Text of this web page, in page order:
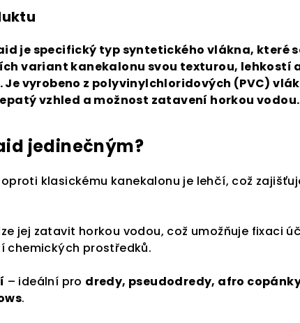
je specifický typ syntetického vlákna, které
variant kanekalonu svou texturou, lehkostí
vyrobeno z polyvinylchloridových (PVC)
vzhled a možnost zatavení horkou vodou.
jedinečným?
klasickému kanekalonu je lehčí, což
jej zatavit horkou vodou, což umožňuje fixaci
chemických prostředků.
– ideální pro dredy, pseudodredy, afro
.